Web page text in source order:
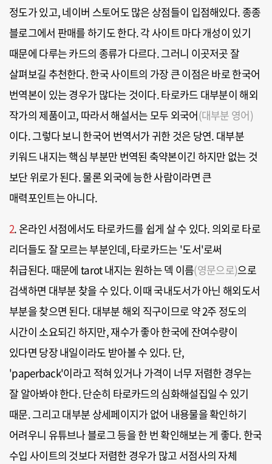
정도가 있고, 네이버 스토어도 많은 상점들이 입점해있다. 종종
블로그에서 판매를 하기도 한다. 각 사이트 마다 개성이 있기
때문에 다루는 카드의 종류가 다르다. 그러니 이곳저곳 잘
살펴보길 추천한다. 한국 사이트의 가장 큰 이점은 바로 한국어
번역본이 있는 경우가 많다는 것이다. 타로카드 대부분이 해외
작가의 제품이고, 따라서 해설서는 모두 외국어(대부분 영어)
이다. 그렇다 보니 한국어 번역서가 귀한 것은 당연. 대부분
키워드 내지는 핵심 부분만 번역된 축약본이긴 하지만 없는 것
보단 위로가 된다. 물론 외국에 능한 사람이라면 큰
매력포인트는 아니다.
2. 온라인 서점에서도 타로카드를 쉽게 살 수 있다. 의외로 타로
리더들도 잘 모르는 부분인데, 타로카드는 '도서'로써
취급된다. 때문에 tarot 내지는 원하는 덱 이름(영문으로)으로
검색하면 대부분 찾을 수 있다. 이때 국내도서가 아닌 해외도서
부분을 찾으면 된다. 대부분 해외 직구이므로 약 2주 정도의
시간이 소요되긴 하지만, 재수가 좋아 한국에 잔여수량이
있다면 당장 내일이라도 받아볼 수 있다. 단,
'paperback'이라고 적혀 있거나 가격이 너무 저렴한 경우는
잘 알아봐야 한다. 단순히 타로카드의 심화해설집일 수 있기
때문. 그리고 대부분 상세페이지가 없어 내용물을 확인하기
어려우니 유튜브나 블로그 등을 한 번 확인해보는 게 좋다. 한국
수입 사이트의 것보다 저렴한 경우가 많고 서점사의 자체